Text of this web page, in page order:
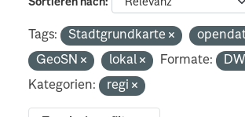
Tags: Stadtgrundkarte
GeoSN
lokal Formate:
Kategorien:
regi